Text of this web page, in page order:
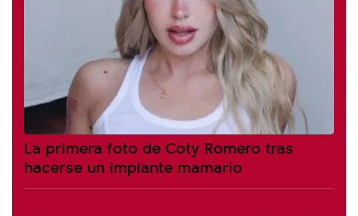
La primera foto de Coty Romero tras
hacerse un implante mamario